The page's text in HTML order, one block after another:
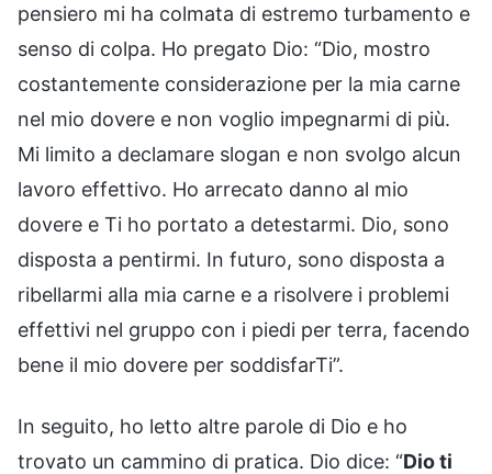
pensiero mi ha colmata di estremo turbamento e
senso di colpa. Ho pregato Dio: “Dio, mostro
costantemente considerazione per la mia carne
nel mio dovere e non voglio impegnarmi di più.
Mi limito a declamare slogan e non svolgo alcun
lavoro effettivo. Ho arrecato danno al mio
dovere e Ti ho portato a detestarmi. Dio, sono
disposta a pentirmi. In futuro, sono disposta a
ribellarmi alla mia carne e a risolvere i problemi
effettivi nel gruppo con i piedi per terra, facendo
bene il mio dovere per soddisfarTi”.
In seguito, ho letto altre parole di Dio e ho
trovato un cammino di pratica. Dio dice: “Dio ti